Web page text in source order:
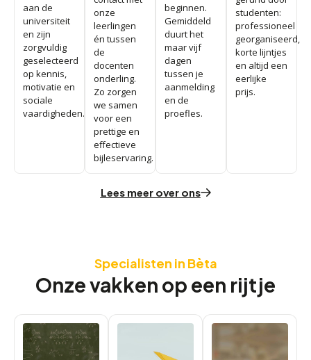
aan de
universiteit
en zijn
zorgvuldig
geselecteerd
op kennis,
motivatie en
sociale
vaardigheden.
onze
leerlingen
én tussen
de
docenten
onderling.
Zo zorgen
we samen
voor een
prettige en
effectieve
bijleservaring.
beginnen.
Gemiddeld
duurt het
maar vijf
dagen
tussen je
aanmelding
en de
proefles.
studenten:
professioneel
georganiseerd,
korte lijntjes
en altijd een
eerlijke
prijs.
Lees meer over ons
Specialisten in Bèta
Onze vakken op een rijtje